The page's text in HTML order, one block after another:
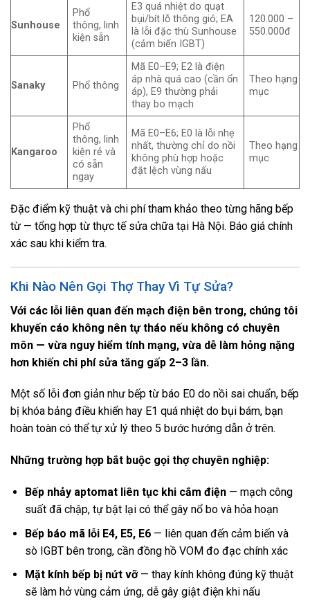
Sunhouse
Phổ
thông, linh
kiện sẵn
E3 quá nhiệt do quạt
bụi/bít lỗ thông gió; EA
là lỗi đặc thù Sunhouse
(cảm biến IGBT)
120.000 –
550.000đ
Sanaky Phổ thông
Mã E0–E9; E2 là điện
áp nhà quá cao (cần ổn
áp), E9 thường phải
thay bo mạch
Theo hạng
mục
Kangaroo
Phổ
thông, linh
kiện rẻ và
có sẵn
ngay
Mã E0–E6; E0 là lỗi nhẹ
nhất, thường chỉ do nồi
không phù hợp hoặc
đặt lệch vùng nấu
Theo hạng
mục
Đặc điểm kỹ thuật và chi phí tham khảo theo từng hãng bếp
từ — tổng hợp từ thực tế sửa chữa tại Hà Nội. Báo giá chính
xác sau khi kiểm tra.
Khi Nào Nên Gọi Thợ Thay Vì Tự Sửa?
Với các lỗi liên quan đến mạch điện bên trong, chúng tôi
khuyến cáo không nên tự tháo nếu không có chuyên
môn — vừa nguy hiểm tính mạng, vừa dễ làm hỏng nặng
hơn khiến chi phí sửa tăng gấp 2–3 lần.
Một số lỗi đơn giản như bếp từ báo E0 do nồi sai chuẩn, bếp
bị khóa bảng điều khiển hay E1 quá nhiệt do bụi bám, bạn
hoàn toàn có thể tự xử lý theo 5 bước hướng dẫn ở trên.
Những trường hợp bắt buộc gọi thợ chuyên nghiệp:
Bếp nhảy aptomat liên tục khi cắm điện— mạch công
suất đã chập, tự bật lại có thể gây nổ bo và hỏa hoạn
Bếp báo mã lỗi E4, E5, E6— liên quan đến cảm biến và
sò IGBT bên trong, cần đồng hồ VOM đo đạc chính xác
Mặt kính bếp bị nứt vỡ— thay kính không đúng kỹ thuật
sẽ làm hở vùng cảm ứng, dễ gây giật điện khi nấu